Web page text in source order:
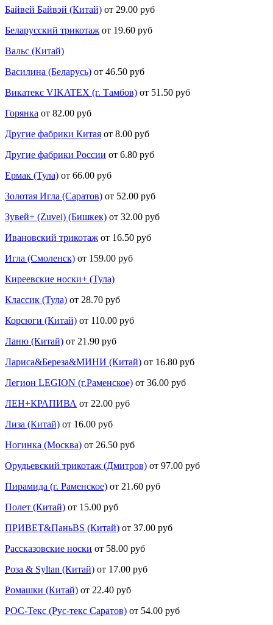
Байвей Байвэй (Китай) от 29.00 руб
Беларусский трикотаж от 19.60 руб
Вальс (Китай)
Василина (Беларусь) от 46.50 руб
Викатекс VIKATEX (г. Тамбов) от 51.50 руб
Горянка от 82.00 руб
Другие фабрики Китая от 8.00 руб
Другие фабрики России от 6.80 руб
Ермак (Тула) от 66.00 руб
Золотая Игла (Саратов) от 52.00 руб
Зувей+ (Zuvei) (Бишкек) от 32.00 руб
Ивановский трикотаж от 16.50 руб
Игла (Смоленск) от 159.00 руб
Киреевские носки+ (Тула)
Классик (Тула) от 28.70 руб
Корсюги (Китай) от 110.00 руб
Ланю (Китай) от 21.90 руб
Лариса&Береза&МИНИ (Китай) от 16.80 руб
Легион LEGION (г.Раменское) от 36.00 руб
ЛЕН+КРАПИВА от 22.00 руб
Лиза (Китай) от 16.00 руб
Ногинка (Москва) от 26.50 руб
Орудьевский трикотаж (Дмитров) от 97.00 руб
Пирамида (г. Раменское) от 21.60 руб
Полет (Китай) от 15.00 руб
ПРИВЕТ&ПаньBS (Китай) от 37.00 руб
Рассказовские носки от 58.00 руб
Роза & Syltan (Китай) от 17.00 руб
Ромашки (Китай) от 22.40 руб
РОС-Текс (Рус-текс Саратов) от 54.00 руб